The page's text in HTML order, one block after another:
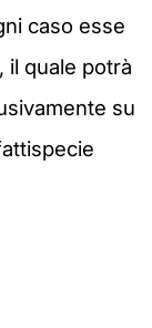
caso esse
il quale potrà
su